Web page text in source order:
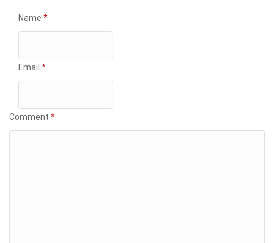
Name *
Email *
Comment *